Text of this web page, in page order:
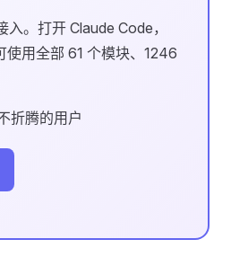
。打开 Claude Code，
使用全部 61 个模块、1246
折腾的用户